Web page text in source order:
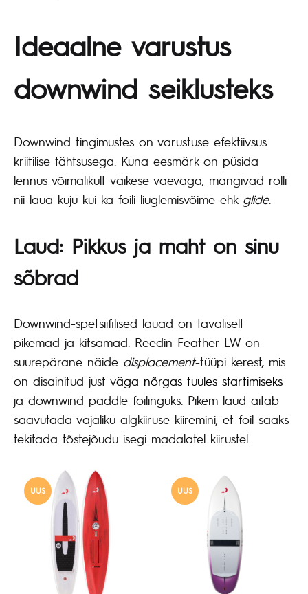
Ideaalne varustus
downwind seiklusteks
Downwind tingimustes on varustuse efektiivsus
kriitilise tähtsusega. Kuna eesmärk on püsida
lennus võimalikult väikese vaevaga, mängivad rolli
nii laua kuju kui ka foili liuglemisvõime ehk glide.
Laud: Pikkus ja maht on sinu
sõbrad
Downwind-spetsiifilised lauad on tavaliselt
pikemad ja kitsamad. Reedin Feather LW on
suurepärane näide displacement-tüüpi kerest, mis
on disainitud just väga nõrgas tuules startimiseks
ja downwind paddle foilinguks. Pikem laud aitab
saavutada vajaliku algkiiruse kiiremini, et foil saaks
tekitada tõstejõudu isegi madalatel kiirustel.
UUS UUS